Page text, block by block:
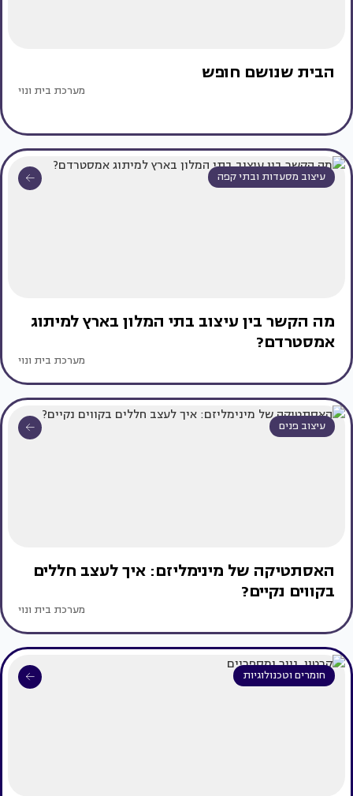
הבית שנושם חופש
מערכת בית ונוי
עיצוב מסעדות ובתי קפה
מה הקשר בין עיצוב בתי המלון בארץ למיתוג
אמסטרדם?
מערכת בית ונוי
עיצוב פנים
האסתטיקה של מינימליזם: איך לעצב חללים
בקווים נקיים?
מערכת בית ונוי
חומרים וטכנולוגיות